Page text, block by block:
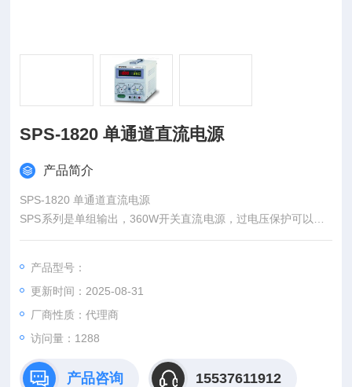
SPS-1820 单通道直流电源
产品简介
SPS-1820 单通道直流电源
SPS系列是单组输出，360W开关直流电源，过电压保护可以使S
PS电源供应器和负载免受意外损害。0.01%低变动率，过程监测
用率、高精度体积轻小的开关直流电源。
产品型号：
更新时间：2025-08-31
厂商性质：代理商
访问量：1288
产品咨询 15537611912